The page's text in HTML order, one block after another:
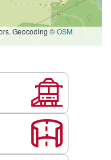
Geocoding ©OSM